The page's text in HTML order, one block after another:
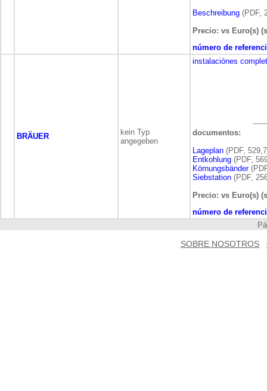
Beschreibung (PDF,
Precio: vs Euro(s)
número de
BRÄUER
kein Typ
angegeben
instalaciónes
documentos:
Lageplan (PDF,
Entkohlung (PDF,
Körnungsbänder
Siebstation (PDF,
Precio: vs Euro(s)
número de
SOBRE NOSOTROS